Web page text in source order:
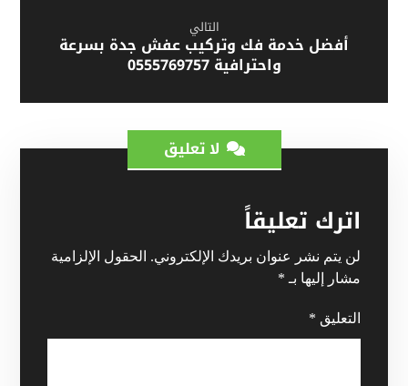
التالي
أفضل خدمة فك وتركيب عفش جدة بسرعة
واحترافية 0555769757
لا تعليق
اترك تعليقاً
لن يتم نشر عنوان بريدك الإلكتروني. الحقول الإلزامية
مشار إليها بـ *
التعليق *